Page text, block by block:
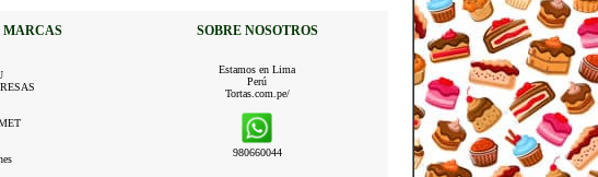
MARCAS SOBRE NOSOTROS
Estamos en Lima
Perú
Tortas.com.pe/
980660044